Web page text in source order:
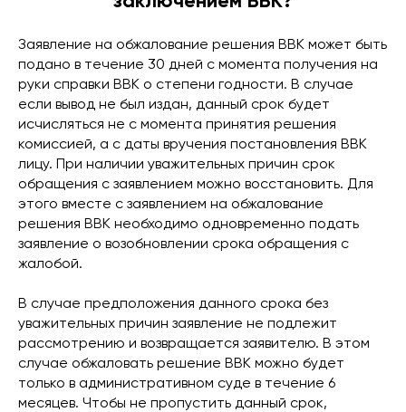
Заявление на обжалование решения ВВК может быть
подано в течение 30 дней с момента получения на
руки справки ВВК о степени годности. В случае
если вывод не был издан, данный срок будет
исчисляться не с момента принятия решения
комиссией, а с даты вручения постановления ВВК
лицу. При наличии уважительных причин срок
обращения с заявлением можно восстановить. Для
этого вместе с заявлением на обжалование
решения ВВК необходимо одновременно подать
заявление о возобновлении срока обращения с
жалобой.
В случае предположения данного срока без
уважительных причин заявление не подлежит
рассмотрению и возвращается заявителю. В этом
случае обжаловать решение ВВК можно будет
только в административном суде в течение 6
месяцев. Чтобы не пропустить данный срок,